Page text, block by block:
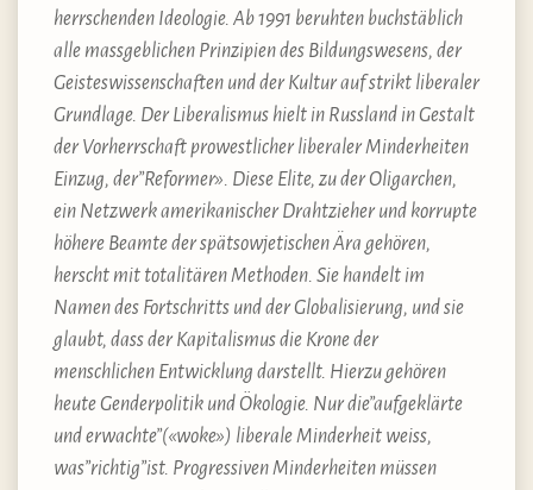
herrschenden Ideologie. Ab 1991 beruhten buchstäblich
alle massgeblichen Prinzipien des Bildungswesens, der
Geisteswissenschaften und der Kultur auf strikt liberaler
Grundlage. Der Liberalismus hielt in Russland in Gestalt
der Vorherrschaft prowestlicher liberaler Minderheiten
Einzug, der”Reformer». Diese Elite, zu der Oligarchen,
ein Netzwerk amerikanischer Drahtzieher und korrupte
höhere Beamte der spätsowjetischen Ära gehören,
herscht mit totalitären Methoden. Sie handelt im
Namen des Fortschritts und der Globalisierung, und sie
glaubt, dass der Kapitalismus die Krone der
menschlichen Entwicklung darstellt. Hierzu gehören
heute Genderpolitik und Ökologie. Nur die”aufgeklärte
und erwachte”(«woke») liberale Minderheit weiss,
was”richtig”ist. Progressiven Minderheiten müssen